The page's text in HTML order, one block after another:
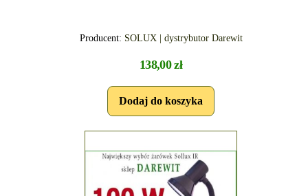
Producent: SOLUX | dystrybutor Darewit
138,00 zł